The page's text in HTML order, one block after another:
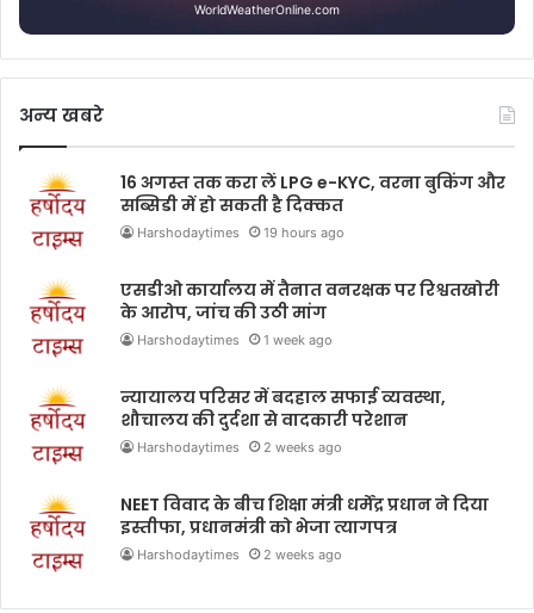
WorldWeatherOnline.com
अन्य खबरे
16 अगस्त तक करा लें LPG e-KYC, वरना बुकिंग और
सब्सिडी में हो सकती है दिक्कत
Harshodaytimes 19 hours ago
एसडीओ कार्यालय में तैनात वनरक्षक पर रिश्वतखोरी
के आरोप, जांच की उठी मांग
Harshodaytimes 1 week ago
न्यायालय परिसर में बदहाल सफाई व्यवस्था,
शौचालय की दुर्दशा से वादकारी परेशान
Harshodaytimes 2 weeks ago
NEET विवाद के बीच शिक्षा मंत्री धर्मेंद्र प्रधान ने दिया
इस्तीफा, प्रधानमंत्री को भेजा त्यागपत्र
Harshodaytimes 2 weeks ago